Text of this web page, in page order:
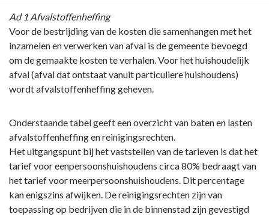
Terug
naar
navigatie
Paragraaf
heffingen
Bestemmingsheffingen
Ad 1 Afvalstoffenheffing
Voor de bestrijding van de kosten die samenhangen met het
inzamelen en verwerken van afval is de gemeente bevoegd
om de gemaakte kosten te verhalen. Voor het huishoudelijk
afval (afval dat ontstaat vanuit particuliere huishoudens)
wordt afvalstoffenheffing geheven.
Onderstaande tabel geeft een overzicht van baten en lasten
afvalstoffenheffing en reinigingsrechten.
Het uitgangspunt bij het vaststellen van de tarieven is dat het
tarief voor eenpersoonshuishoudens circa 80% bedraagt van
het tarief voor meerpersoonshuishoudens. Dit percentage
kan enigszins afwijken. De reinigingsrechten zijn van
toepassing op bedrijven die in de binnenstad zijn gevestigd